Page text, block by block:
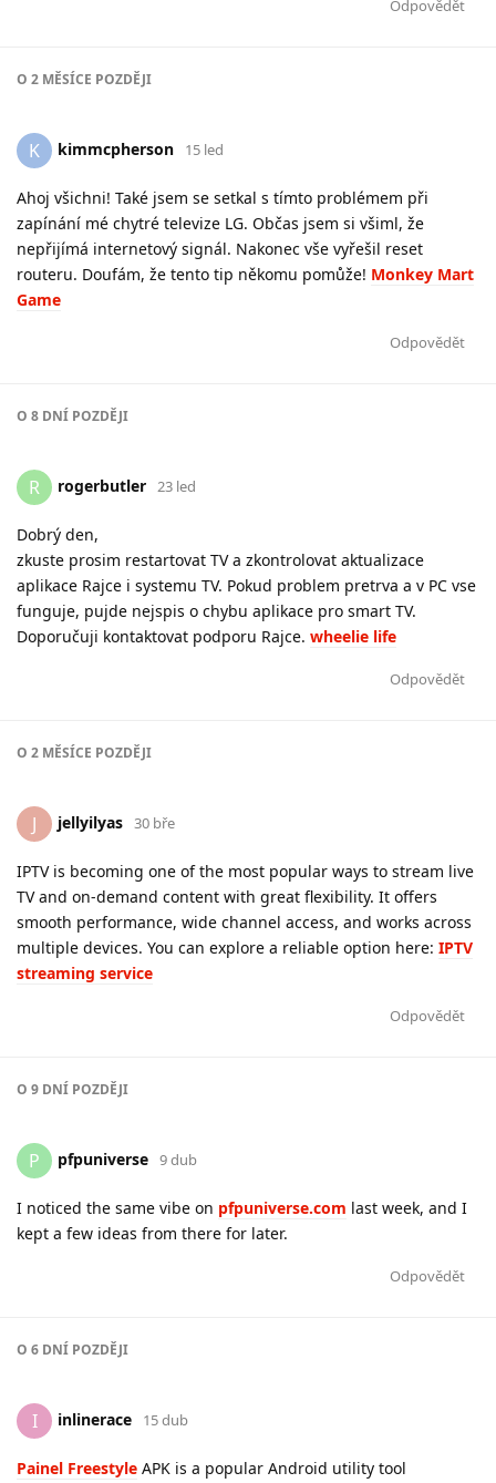
Odpovědět
O 2 MĚSÍCE POZDĚJI
K kimmcpherson 15 led
Ahoj všichni! Také jsem se setkal s tímto problémem při
zapínání mé chytré televize LG. Občas jsem si všiml, že
nepřijímá internetový signál. Nakonec vše vyřešil reset
routeru. Doufám, že tento tip někomu pomůže! Monkey Mart
Game
Odpovědět
O 8 DNÍ POZDĚJI
R rogerbutler 23 led
Dobrý den,
zkuste prosim restartovat TV a zkontrolovat aktualizace
aplikace Rajce i systemu TV. Pokud problem pretrva a v PC vse
funguje, pujde nejspis o chybu aplikace pro smart TV.
Doporučuji kontaktovat podporu Rajce. wheelie life
Odpovědět
O 2 MĚSÍCE POZDĚJI
J jellyilyas 30 bře
IPTV is becoming one of the most popular ways to stream live
TV and on-demand content with great flexibility. It offers
smooth performance, wide channel access, and works across
multiple devices. You can explore a reliable option here: IPTV
streaming service
Odpovědět
O 9 DNÍ POZDĚJI
P pfpuniverse 9 dub
I noticed the same vibe on pfpuniverse.com last week, and I
kept a few ideas from there for later.
Odpovědět
O 6 DNÍ POZDĚJI
I inlinerace 15 dub
Painel Freestyle APK is a popular Android utility tool